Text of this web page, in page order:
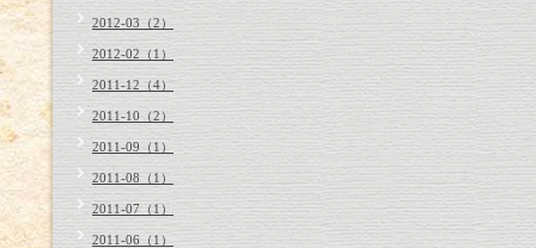
2012-03（2）
2012-02（1）
2011-12（4）
2011-10（2）
2011-09（1）
2011-08（1）
2011-07（1）
2011-06（1）